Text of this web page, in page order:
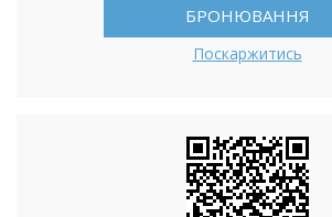
БРОНЮВАННЯ
Поскаржитись